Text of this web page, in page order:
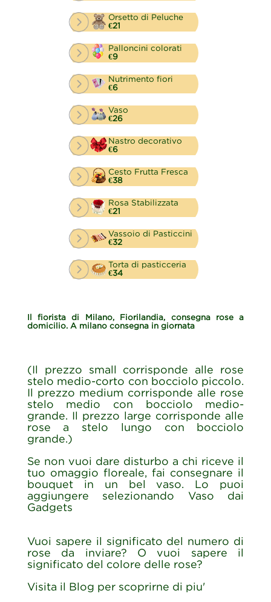
Orsetto di Peluche
€21
Palloncini colorati
€9
Nutrimento fiori
€6
Vaso
€26
Nastro decorativo
€6
Cesto Frutta Fresca
€38
Rosa Stabilizzata
€21
Vassoio di Pasticcini
€32
Torta di pasticceria
€34
Il fiorista di Milano, Fiorilandia, consegna rose a
domicilio. A milano consegna in giornata
(Il prezzo small corrisponde alle rose
stelo medio-corto con bocciolo piccolo.
Il prezzo medium corrisponde alle rose
stelo medio con bocciolo medio-
grande. Il prezzo large corrisponde alle
rose a stelo lungo con bocciolo
grande.)
Se non vuoi dare disturbo a chi riceve il
tuo omaggio floreale, fai consegnare il
bouquet in un bel vaso. Lo puoi
aggiungere selezionando Vaso dai
Gadgets
Vuoi sapere il significato del numero di
rose da inviare? O vuoi sapere il
significato del colore delle rose?
Visita il Blog per scoprirne di piu'